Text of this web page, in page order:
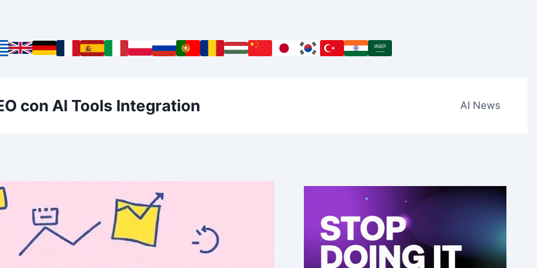
con AI Tools Integration AI News